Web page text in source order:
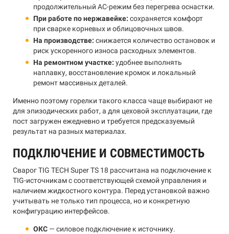
продолжительный AC-режим без перегрева оснастки.
При работе по нержавейке: сохраняется комфорт
при сварке корневых и облицовочных швов.
На производстве: снижается количество остановок и
риск ускоренного износа расходных элементов.
На ремонтном участке: удобнее выполнять
наплавку, восстановление кромок и локальный
ремонт массивных деталей.
Именно поэтому горелки такого класса чаще выбирают не
для эпизодических работ, а для цеховой эксплуатации, где
пост загружен ежедневно и требуется предсказуемый
результат на разных материалах.
ПОДКЛЮЧЕНИЕ И СОВМЕСТИМОСТЬ
Сварог TIG TECH Super TS 18 рассчитана на подключение к
TIG-источникам с соответствующей схемой управления и
наличием жидкостного контура. Перед установкой важно
учитывать не только тип процесса, но и конкретную
конфигурацию интерфейсов.
ОКС — силовое подключение к источнику.